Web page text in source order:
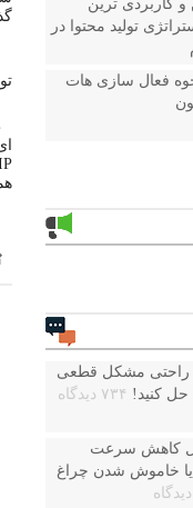
و کاربردی ترین
تولید محتوا در
فعال سازی هات
راحتی مشکل قطعی
حل کنید! ۷۳۴ دیدگاه
کاهش سرعت
یا خاموش شدن چراغ